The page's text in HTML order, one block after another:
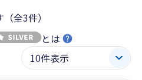
全3件）
とは